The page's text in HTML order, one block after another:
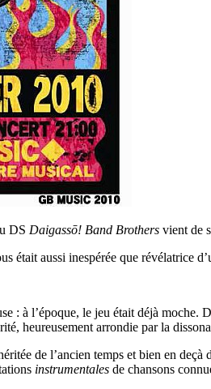
DS Daigassō! Band Brothers vient de
était aussi inespérée que révélatrice
: à l’époque, le jeu était déjà
heureusement arrondie par la
de l’ancien temps et bien en
instrumentales de chansons